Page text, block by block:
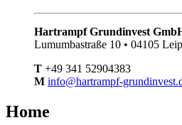
Hartrampf Grundinvest
Lumumbastraße 10 • 04105
T +49 341 52904383
M info@hartrampf-
Home